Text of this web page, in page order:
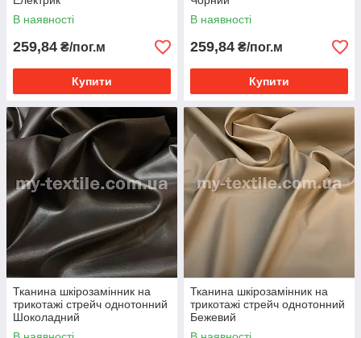
В наявності
259,84 ₴/пог.м
Купити
В наявності
259,84 ₴/пог.м
Купити
Тканина шкірозамінник на
трикотажі стрейч однотонний
Шоколадний
Тканина шкірозамінник на
трикотажі стрейч однотонний
Бежевий